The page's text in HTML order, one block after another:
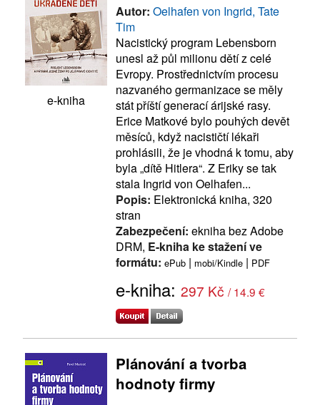
e-kniha
Autor: Oelhafen von Ingrid, Tate
Tim
Nacistický program Lebensborn
unesl až půl milionu dětí z celé
Evropy. Prostřednictvím procesu
nazvaného germanizace se měly
stát příští generací árijské rasy.
Erice Matkové bylo pouhých devět
měsíců, když nacističtí lékaři
prohlásili, že je vhodná k tomu, aby
byla „dítě Hitlera“. Z Eriky se tak
stala Ingrid von Oelhafen...
Popis: Elektronická kniha, 320
stran
Zabezpečení: ekniha bez Adobe
DRM, E-kniha ke stažení ve
formátu: ePub | mobi/Kindle | PDF
e-kniha: 297 Kč / 14.9 €
Plánování a tvorba
hodnoty firmy